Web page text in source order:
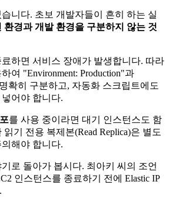
니다. 초보 개발자들이 흔히 하는 실
환경과 개발 환경을 구분하지 않는 것
하면 서비스 장애가 발생합니다. 따라
여 "Environment: Production"과
확히 구분하고, 자동화 스크립트에도
어야 합니다.
를 사용 중이라면 대기 인스턴스도 함
기 전용 복제본(Read Replica)은 별도
해야 합니다.
로 돌아가 봅시다. 최아키 씨의 조언
인스턴스를 종료하기 전에 Elastic IP